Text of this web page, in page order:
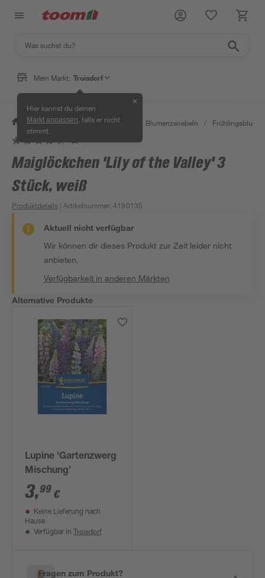
Mein Markt: Troisdorf
Hier kannst du deinen
Markt anpassen , falls er nicht
stimmt.
✕
/ Garten & Freizeit / Pflanzen Blumenzwiebeln /
Maiglöckchen 'Lily of the Valley' 3
Stück, weiß
Produktdetails | Artikelnummer:4190135
Aktuell nicht verfügbar
Wir können dir dieses Produkt zur Zeit leider nicht
anbieten.
Verfügbarkeit in anderen Märkten
Alternative Produkte
Lupine 'Gartenzwerg
Mischung'
3,99 €
Keine Lieferung nach
Hause
Verfügbar in Troisdorf
Fragen zum Produkt?